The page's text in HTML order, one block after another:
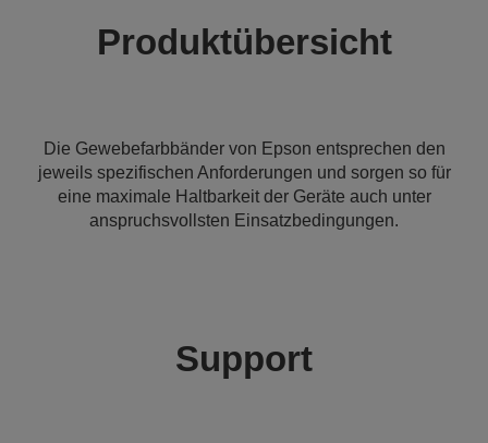
Produktübersicht
Die Gewebefarbbänder von Epson entsprechen den
jeweils spezifischen Anforderungen und sorgen so für
eine maximale Haltbarkeit der Geräte auch unter
anspruchsvollsten Einsatzbedingungen.
Support